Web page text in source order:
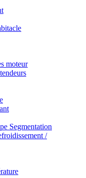
moteur
Segmentation
/